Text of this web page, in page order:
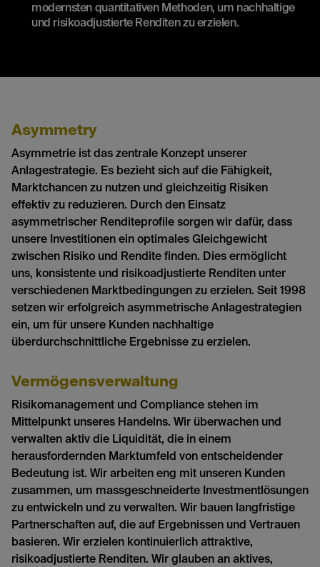
modernsten quantitativen Methoden, um nachhaltige
und risikoadjustierte Renditen zu erzielen.
Asymmetry
Asymmetrie ist das zentrale Konzept unserer
Anlagestrategie. Es bezieht sich auf die Fähigkeit,
Marktchancen zu nutzen und gleichzeitig Risiken
effektiv zu reduzieren. Durch den Einsatz
asymmetrischer Renditeprofile sorgen wir dafür, dass
unsere Investitionen ein optimales Gleichgewicht
zwischen Risiko und Rendite finden. Dies ermöglicht
uns, konsistente und risikoadjustierte Renditen unter
verschiedenen Marktbedingungen zu erzielen. Seit 1998
setzen wir erfolgreich asymmetrische Anlagestrategien
ein, um für unsere Kunden nachhaltige
überdurchschnittliche Ergebnisse zu erzielen.
Vermögensverwaltung
Risikomanagement und Compliance stehen im
Mittelpunkt unseres Handelns. Wir überwachen und
verwalten aktiv die Liquidität, die in einem
herausfordernden Marktumfeld von entscheidender
Bedeutung ist. Wir arbeiten eng mit unseren Kunden
zusammen, um massgeschneiderte Investmentlösungen
zu entwickeln und zu verwalten. Wir bauen langfristige
Partnerschaften auf, die auf Ergebnissen und Vertrauen
basieren. Wir erzielen kontinuierlich attraktive,
risikoadjustierte Renditen. Wir glauben an aktives,